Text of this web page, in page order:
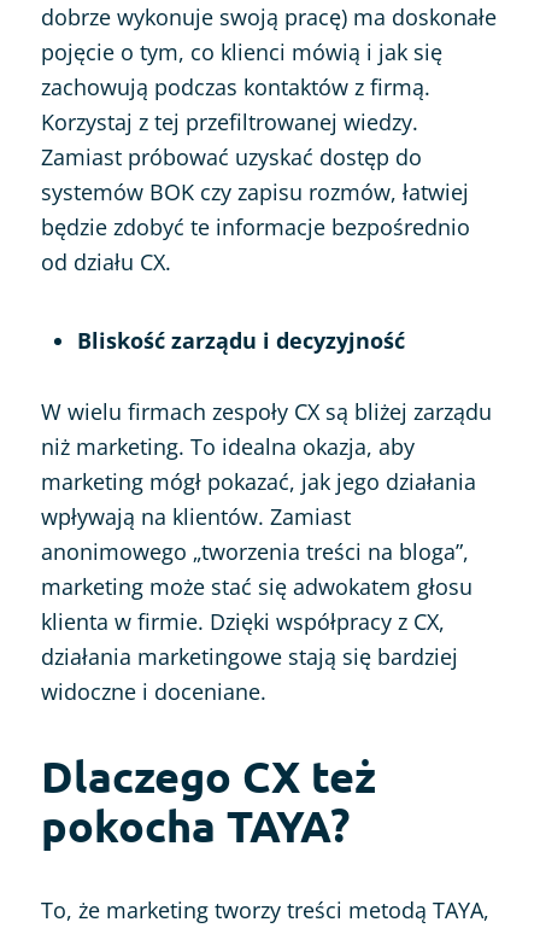
dobrze wykonuje swoją pracę) ma doskonałe
pojęcie o tym, co klienci mówią i jak się
zachowują podczas kontaktów z firmą.
Korzystaj z tej przefiltrowanej wiedzy.
Zamiast próbować uzyskać dostęp do
systemów BOK czy zapisu rozmów, łatwiej
będzie zdobyć te informacje bezpośrednio
od działu CX.
Bliskość zarządu i decyzyjność
W wielu firmach zespoły CX są bliżej zarządu
niż marketing. To idealna okazja, aby
marketing mógł pokazać, jak jego działania
wpływają na klientów. Zamiast
anonimowego „tworzenia treści na bloga”,
marketing może stać się adwokatem głosu
klienta w firmie. Dzięki współpracy z CX,
działania marketingowe stają się bardziej
widoczne i doceniane.
Dlaczego CX też
pokocha TAYA?
To, że marketing tworzy treści metodą TAYA,